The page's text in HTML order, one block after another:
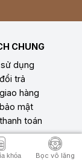
CHUNG
dụng
trả
hàng
mật
toán
khóa Bọc vô lăng